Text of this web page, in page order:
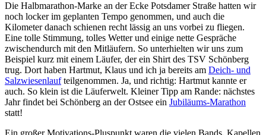
Die Halbmarathon-Marke an der Ecke Potsdamer Straße hatten wir
noch locker im geplanten Tempo genommen, und auch die
Kilometer danach schienen recht lässig an uns vorbei zu fliegen.
Eine tolle Stimmung, tolles Wetter und einige nette Gespräche
zwischendurch mit den Mitläufern. So unterhielten wir uns zum
Beispiel kurz mit einem Läufer, der ein Shirt des TSV Schönberg
trug. Dort haben Hartmut, Klaus und ich ja bereits am Deich- und
Salzwiesenlaufteilgenommen. Ja, und richtig: Hartmut kannte er
auch. So klein ist die Läuferwelt. Kleiner Tipp am Rande: nächstes
Jahr findet bei Schönberg an der Ostsee ein Jubiläums-Marathon
statt!